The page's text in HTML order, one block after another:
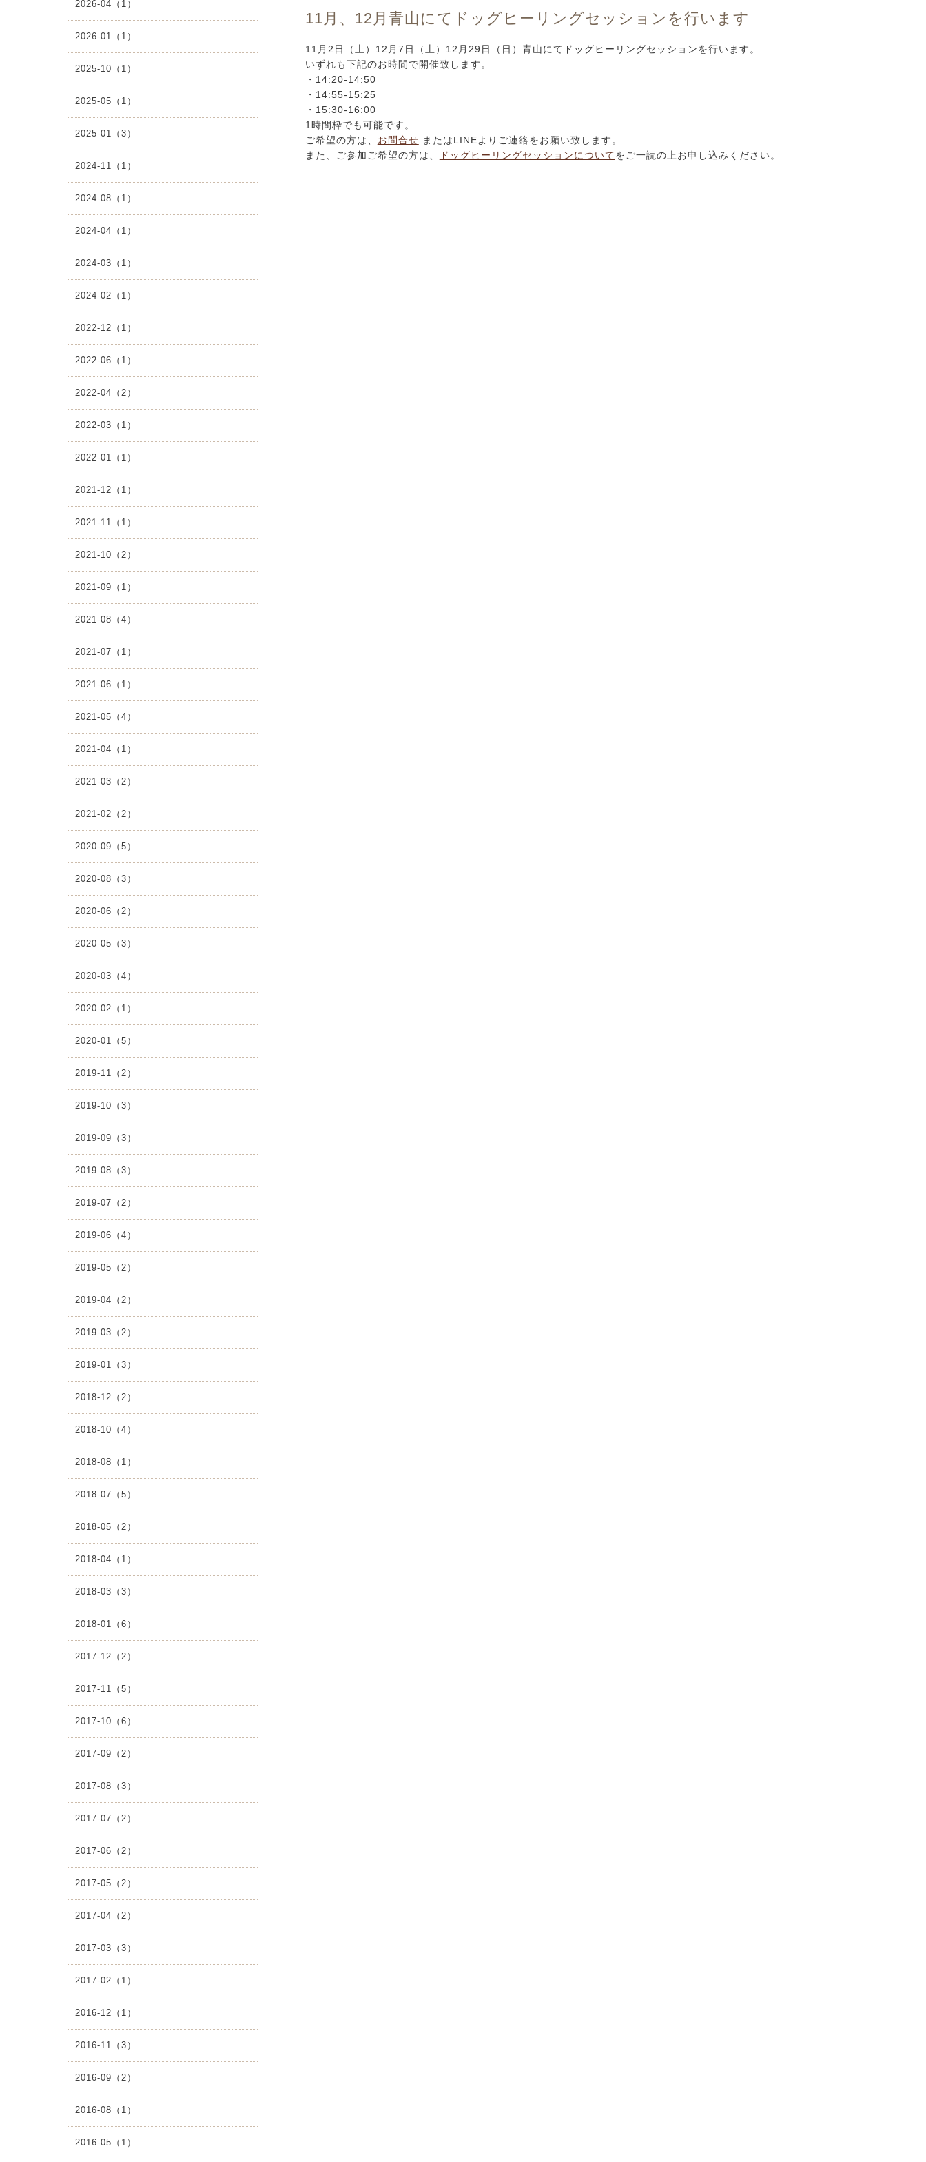
2026-04（1）
2026-01（1）
2025-10（1）
2025-05（1）
2025-01（3）
2024-11（1）
2024-08（1）
2024-04（1）
2024-03（1）
2024-02（1）
2022-12（1）
2022-06（1）
2022-04（2）
2022-03（1）
2022-01（1）
2021-12（1）
2021-11（1）
2021-10（2）
2021-09（1）
2021-08（4）
2021-07（1）
2021-06（1）
2021-05（4）
2021-04（1）
2021-03（2）
2021-02（2）
2020-09（5）
2020-08（3）
2020-06（2）
2020-05（3）
2020-03（4）
2020-02（1）
2020-01（5）
2019-11（2）
2019-10（3）
2019-09（3）
2019-08（3）
2019-07（2）
2019-06（4）
2019-05（2）
2019-04（2）
2019-03（2）
2019-01（3）
2018-12（2）
2018-10（4）
2018-08（1）
2018-07（5）
2018-05（2）
2018-04（1）
2018-03（3）
2018-01（6）
2017-12（2）
2017-11（5）
2017-10（6）
2017-09（2）
2017-08（3）
2017-07（2）
2017-06（2）
2017-05（2）
2017-04（2）
2017-03（3）
2017-02（1）
2016-12（1）
2016-11（3）
2016-09（2）
2016-08（1）
2016-05（1）
11月、12月青山にてドッグヒーリングセッションを行います
11月2日（土）12月7日（土）12月29日（日）青山にてドッグヒーリングセッションを行います。
いずれも下記のお時間で開催致します。
・14:20-14:50
・14:55-15:25
・15:30-16:00
1時間枠でも可能です。
ご希望の方は、 お問合せ またはLINEよりご連絡をお願い致します。
また、ご参加ご希望の方は、
ドッグヒーリングセッションについてをご一読の上お申し込みください。